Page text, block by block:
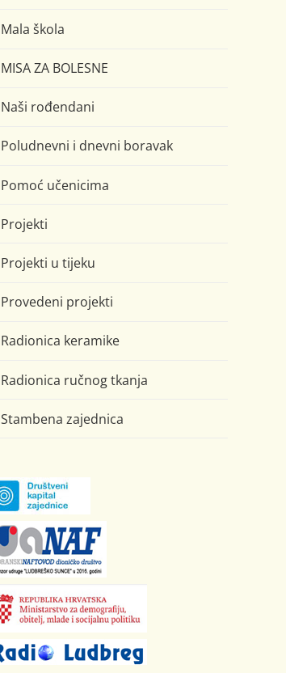
Mala škola
MISA ZA BOLESNE
Naši rođendani
Poludnevni i dnevni boravak
Pomoć učenicima
Projekti
Projekti u tijeku
Provedeni projekti
Radionica keramike
Radionica ručnog tkanja
Stambena zajednica